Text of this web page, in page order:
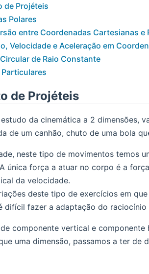
de Projéteis
Polares
entre Coordenadas Cartesianas e
Velocidade e Aceleração em
de Raio Constante
de Projéteis
da cinemática a 2 dimensões,
de um canhão, chuto de uma bola
neste tipo de movimentos temos
única força a atuar no corpo é a
da velocidade.
deste tipo de exercícios em
difícil fazer a adaptação do raciocínio
componente vertical e componente
uma dimensão, passamos a ter